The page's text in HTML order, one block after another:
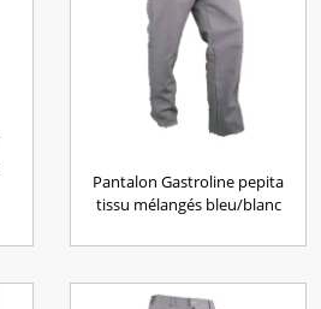
Pantalon Gastroline pepita
tissu mélangés bleu/blanc